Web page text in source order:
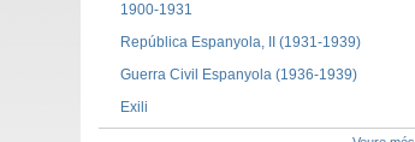
1900-1931
República Espanyola, II (1931-1939)
Guerra Civil Espanyola (1936-1939)
Exili